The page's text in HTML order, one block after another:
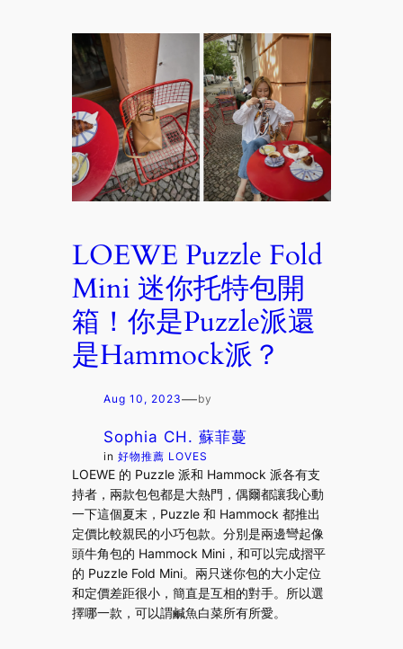
LOEWE Puzzle Fold
Mini 迷你托特包開
箱！你是Puzzle派還
是Hammock派？
Aug 10, 2023—by
Sophia CH. 蘇菲蔓
in好物推薦 LOVES
LOEWE 的 Puzzle 派和 Hammock 派各有支
持者，兩款包包都是大熱門，偶爾都讓我心動
一下這個夏末，Puzzle 和 Hammock 都推出
定價比較親民的小巧包款。分別是兩邊彎起像
頭牛角包的 Hammock Mini，和可以完成摺平
的 Puzzle Fold Mini。兩只迷你包的大小定位
和定價差距很小，簡直是互相的對手。所以選
擇哪一款，可以謂鹹魚白菜所有所愛。